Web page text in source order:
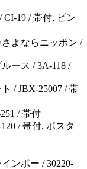
CI-19 / 帯付, ピン
よならニッポン /
ース / 3A-118 /
/ JBX-25007 / 帯
/ 帯付
/ 帯付, ポスタ
ンボー / 30220-